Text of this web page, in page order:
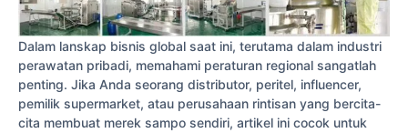
Dalam lanskap bisnis global saat ini, terutama dalam industri
perawatan pribadi, memahami peraturan regional sangatlah
penting. Jika Anda seorang distributor, peritel, influencer,
pemilik supermarket, atau perusahaan rintisan yang bercita-
cita membuat merek sampo sendiri, artikel ini cocok untuk